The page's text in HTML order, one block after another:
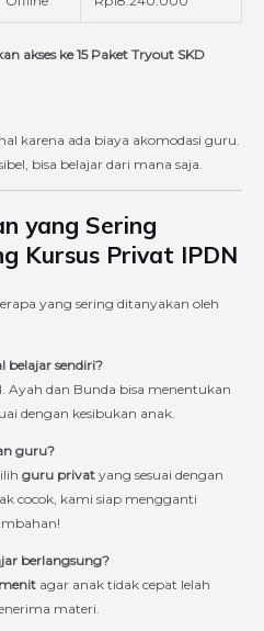
akses ke 15 Paket Tryout SKD
karena ada biaya akomodasi guru.
bisa belajar dari mana saja.
yang Sering
Kursus Privat IPDN
yang sering ditanyakan oleh
belajar sendiri?
Ayah dan Bunda bisa menentukan
dengan kesibukan anak.
guru?
guru privat yang sesuai dengan
cocok, kami siap mengganti
berlangsung?
agar anak tidak cepat lelah
materi.